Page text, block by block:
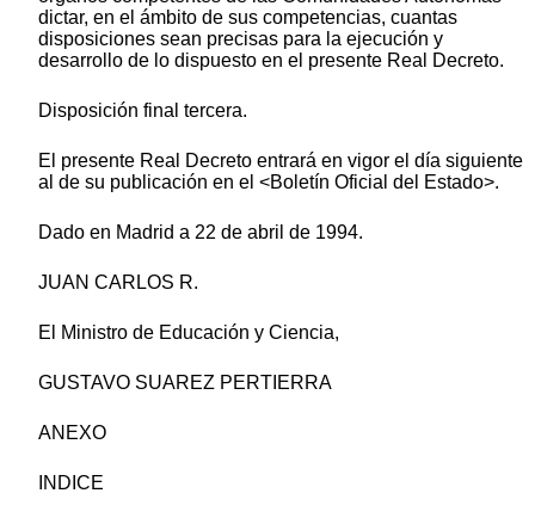
dictar, en el ámbito de sus competencias, cuantas
disposiciones sean precisas para la ejecución y
desarrollo de lo dispuesto en el presente Real Decreto.
Disposición final tercera.
El presente Real Decreto entrará en vigor el día siguiente
al de su publicación en el <Boletín Oficial del Estado>.
Dado en Madrid a 22 de abril de 1994.
JUAN CARLOS R.
El Ministro de Educación y Ciencia,
GUSTAVO SUAREZ PERTIERRA
ANEXO
INDICE